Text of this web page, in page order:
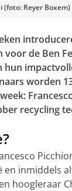
(foto: Reyer Boxem)
voor de Ben
hun
worden
recycling
en inmiddels
hoogleraar